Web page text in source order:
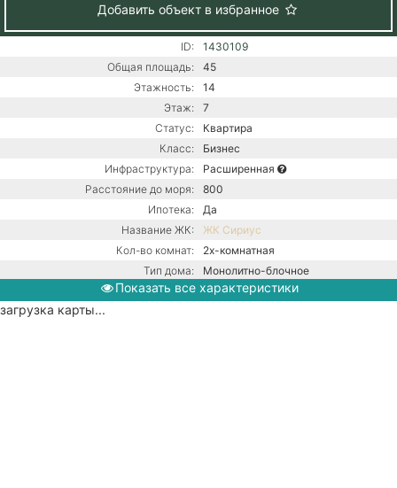
Добавить объект в избранное
ID:
1430109
Общая площадь:
45
Этажность:
14
Этаж:
7
Статус:
Квартира
Класс:
Бизнес
Инфраструктура:
Расширенная
Расстояние до моря:
800
Ипотека:
Да
Название ЖК:
ЖК Сириус
Кол-во комнат:
2х-комнатная
Тип дома:
Монолитно-блочное
Вид из окон:
На море
Показать все характеристики
загрузка карты...